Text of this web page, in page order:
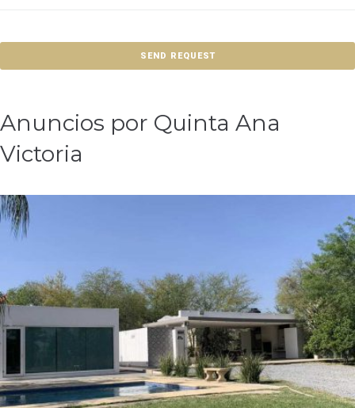
SEND REQUEST
Anuncios por Quinta Ana
Victoria